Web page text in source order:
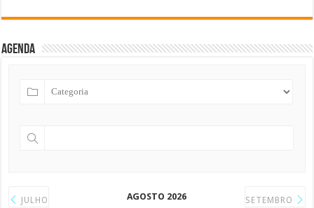
Agenda
JULHO AGOSTO 2026 SETEMBRO